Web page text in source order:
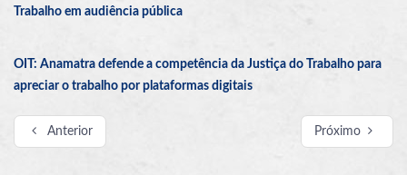
Trabalho em audiência pública
OIT: Anamatra defende a competência da Justiça do Trabalho para
apreciar o trabalho por plataformas digitais
Anterior Próximo